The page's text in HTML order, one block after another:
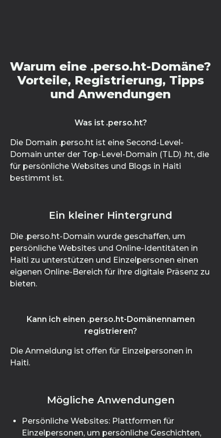
Warum eine .perso.ht-Domäne?
Vorteile, Registrierung, Tipps
und Anwendungen
Was ist .perso.ht?
Die Domain .perso.ht ist eine Second-Level-
Domain unter der Top-Level-Domain (TLD) .ht, die
für persönliche Websites und Blogs in Haiti
bestimmt ist.
Ein kleiner Hintergrund
Die .perso.ht-Domain wurde geschaffen, um
persönliche Websites und Online-Identitäten in
Haiti zu unterstützen und Einzelpersonen einen
eigenen Online-Bereich für ihre digitale Präsenz zu
bieten.
Kann ich einen .perso.ht-Domänennamen
registrieren?
Die Anmeldung ist offen für Einzelpersonen in
Haiti.
Mögliche Anwendungen
Persönliche Websites: Plattformen für
Einzelpersonen, um persönliche Geschichten,